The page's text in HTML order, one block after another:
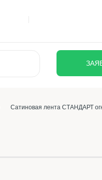
Сатиновая лента СТАНДАРТ